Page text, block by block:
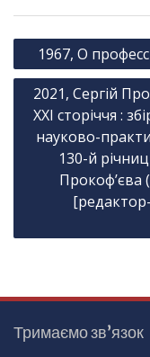
Н
а
і
п
1967, О
2021, Сергій
XXI сторіччя :
науково-
130-й
Прокоф’єва
Тримаємо зв’язок